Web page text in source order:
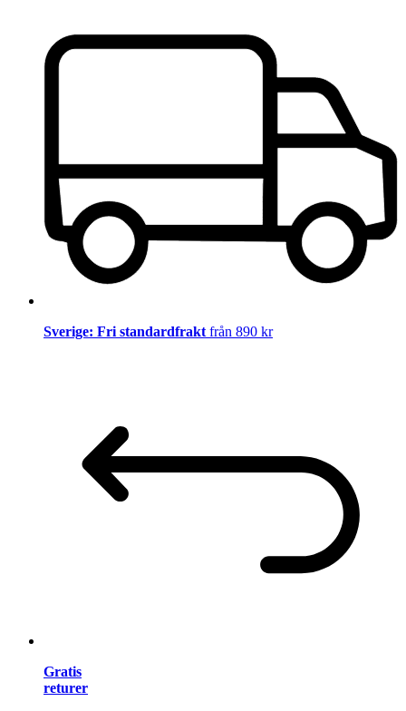
Sverige: Fri standardfrakt från 890 kr
Gratis
returer